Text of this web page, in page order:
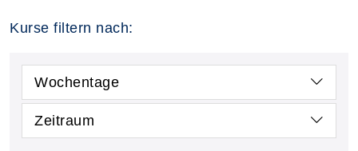
Kurse filtern nach:
Wochentage
Zeitraum